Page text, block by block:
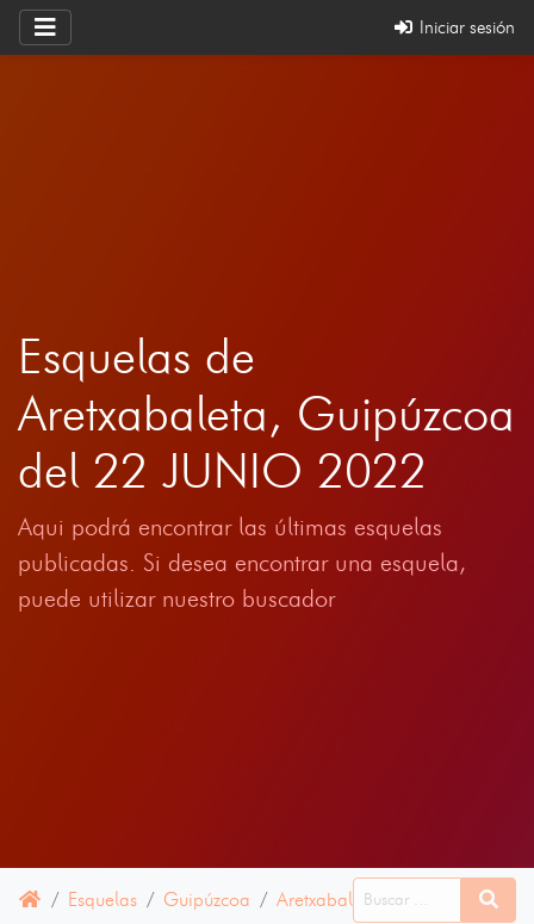
Iniciar sesión
Esquelas de
Aretxabaleta, Guipúzcoa
del 22 JUNIO 2022
Aqui podrá encontrar las últimas esquelas
publicadas. Si desea encontrar una esquela,
puede utilizar nuestro buscador
Esquelas Guipúzcoa Aretxabaleta 22 JUNIO